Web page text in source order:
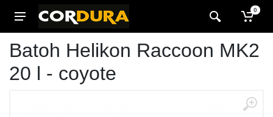
0
Batoh Helikon Raccoon MK2
20 l - coyote